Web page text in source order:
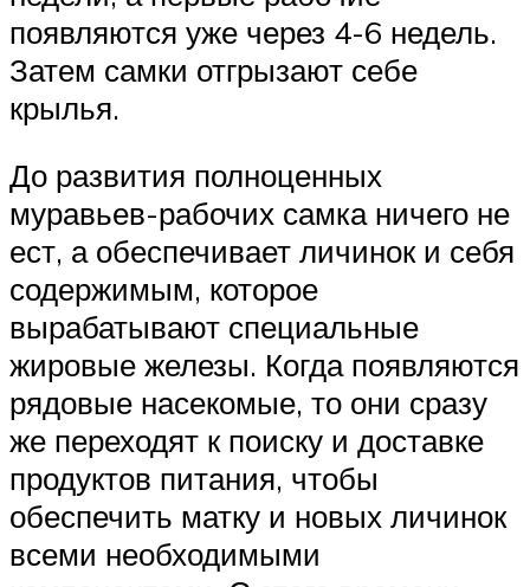
появляются уже через 4-6 недель.
Затем самки отгрызают себе
крылья.
До развития полноценных
муравьев-рабочих самка ничего не
ест, а обеспечивает личинок и себя
содержимым, которое
вырабатывают специальные
жировые железы. Когда появляются
рядовые насекомые, то они сразу
же переходят к поиску и доставке
продуктов питания, чтобы
обеспечить матку и новых личинок
всеми необходимыми